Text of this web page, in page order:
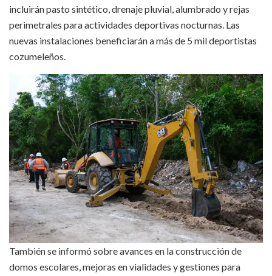
incluirán pasto sintético, drenaje pluvial, alumbrado y rejas
perimetrales para actividades deportivas nocturnas. Las
nuevas instalaciones beneficiarán a más de 5 mil deportistas
cozumeleños.
También se informó sobre avances en la construcción de
domos escolares, mejoras en vialidades y gestiones para